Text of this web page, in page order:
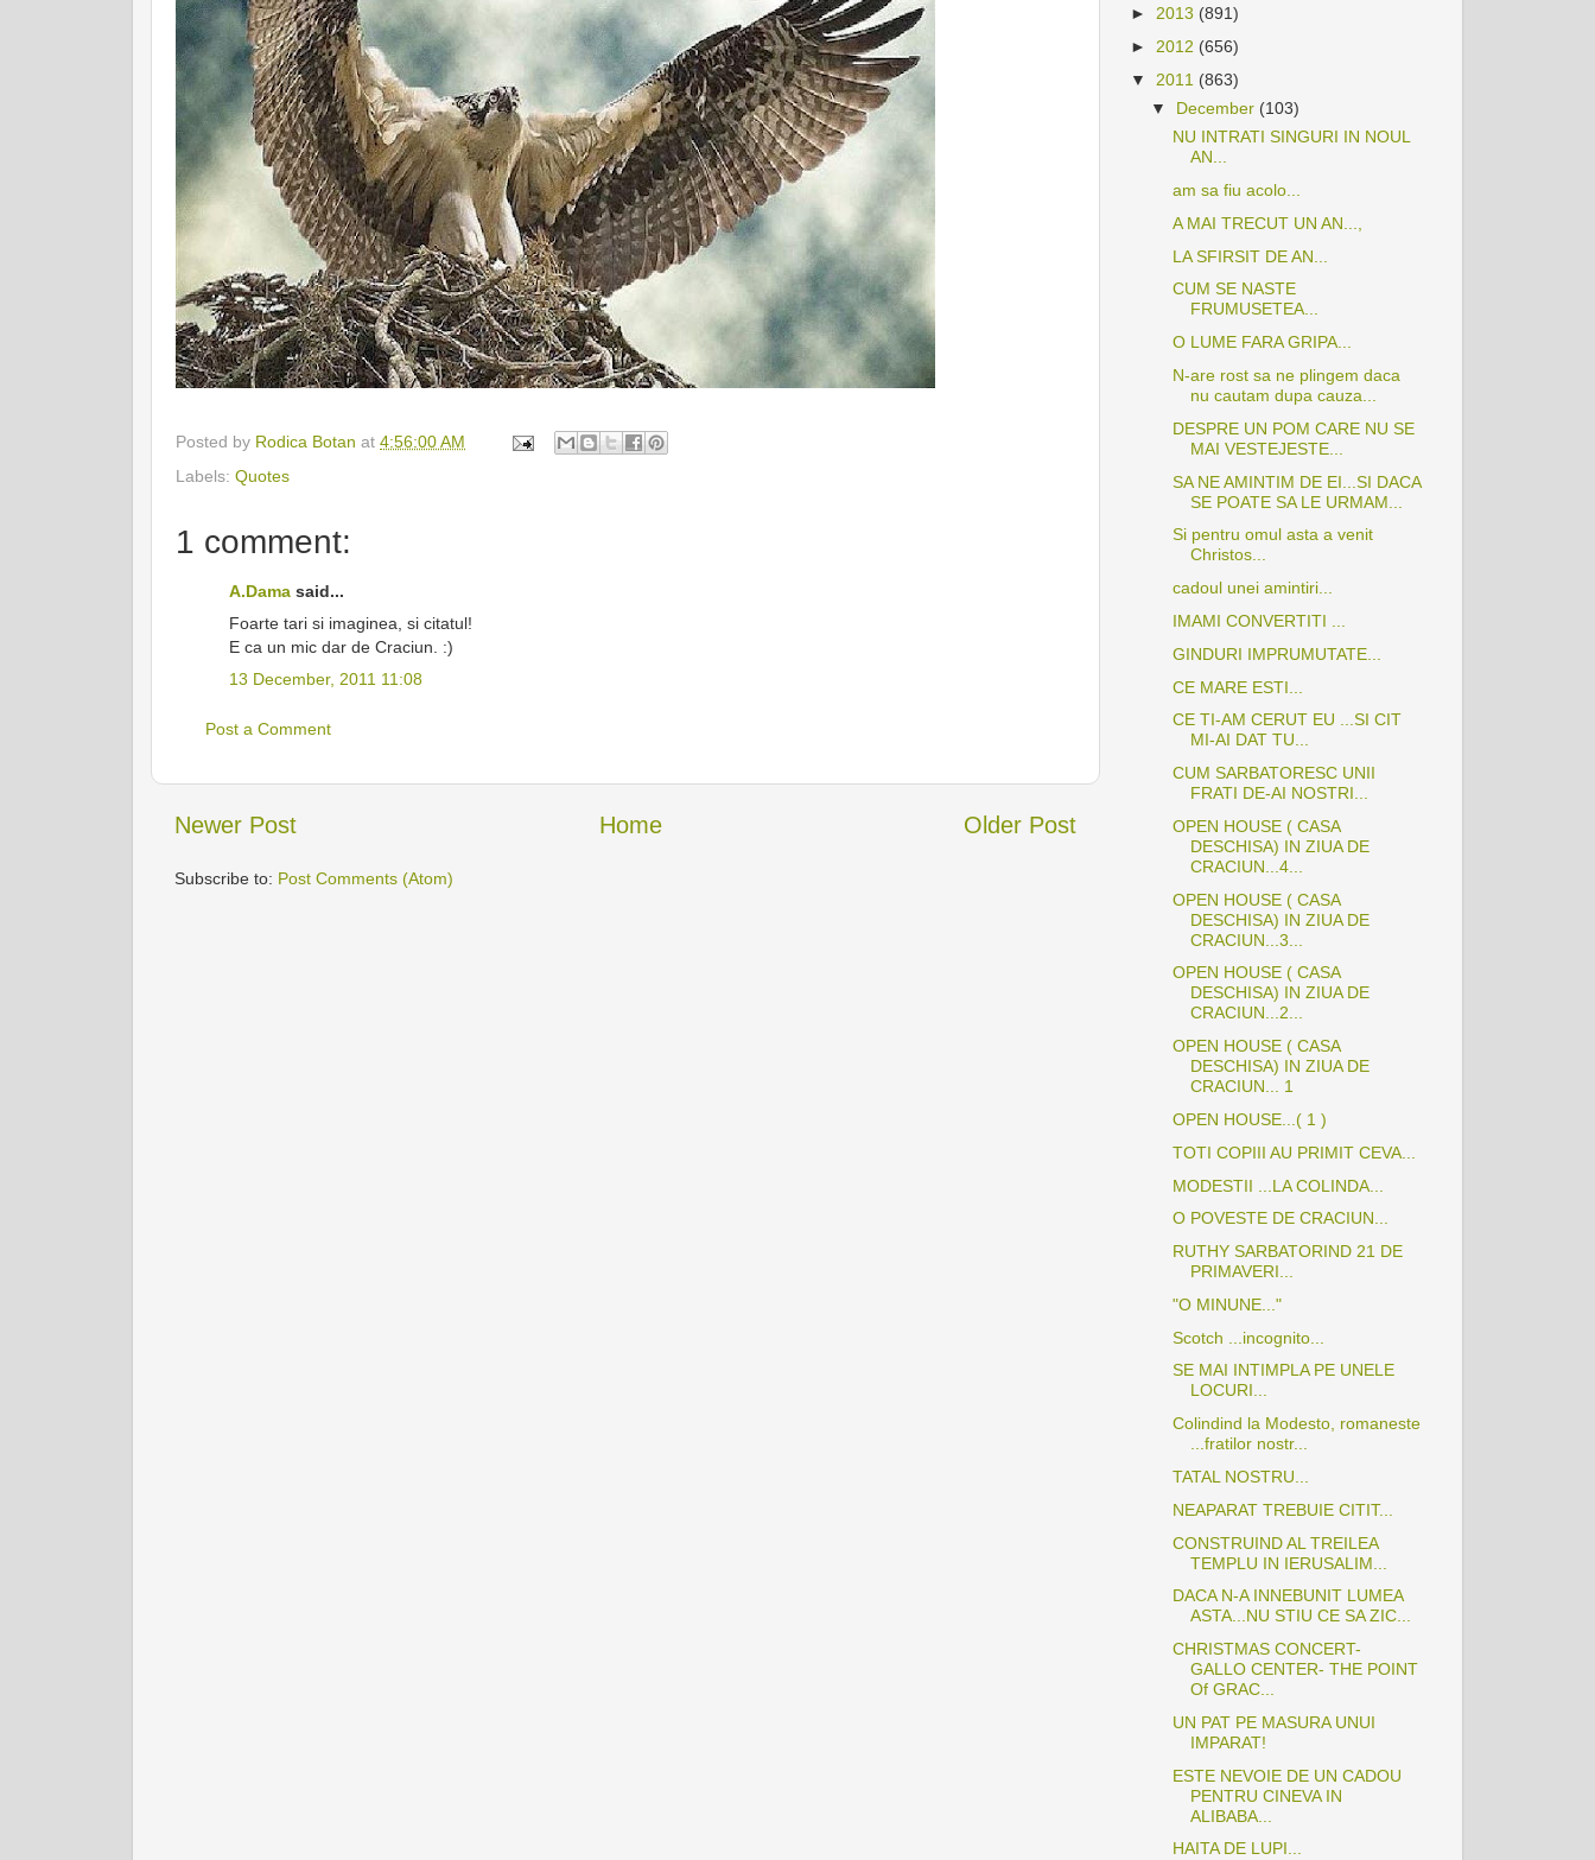
Posted by Rodica Botan at 4:56:00 AM
Labels: Quotes
1 comment:
A.Dama said...
Foarte tari si imaginea, si citatul!
E ca un mic dar de Craciun. :)
13 December, 2011 11:08
Post a Comment
Newer Post Older Post
Home
Subscribe to: Post Comments (Atom)
► 2013 (891)
► 2012 (656)
▼ 2011 (863)
▼ December (103)
NU INTRATI SINGURI IN NOUL
AN...
am sa fiu acolo...
A MAI TRECUT UN AN...,
LA SFIRSIT DE AN...
CUM SE NASTE
FRUMUSETEA...
O LUME FARA GRIPA...
N-are rost sa ne plingem daca
nu cautam dupa cauza...
DESPRE UN POM CARE NU SE
MAI VESTEJESTE...
SA NE AMINTIM DE EI...SI DACA
SE POATE SA LE URMAM...
Si pentru omul asta a venit
Christos...
cadoul unei amintiri...
IMAMI CONVERTITI ...
GINDURI IMPRUMUTATE...
CE MARE ESTI...
CE TI-AM CERUT EU ...SI CIT
MI-AI DAT TU...
CUM SARBATORESC UNII
FRATI DE-AI NOSTRI...
OPEN HOUSE ( CASA
DESCHISA) IN ZIUA DE
CRACIUN...4...
OPEN HOUSE ( CASA
DESCHISA) IN ZIUA DE
CRACIUN...3...
OPEN HOUSE ( CASA
DESCHISA) IN ZIUA DE
CRACIUN...2...
OPEN HOUSE ( CASA
DESCHISA) IN ZIUA DE
CRACIUN... 1
OPEN HOUSE...( 1 )
TOTI COPIII AU PRIMIT CEVA...
MODESTII ...LA COLINDA...
O POVESTE DE CRACIUN...
RUTHY SARBATORIND 21 DE
PRIMAVERI...
"O MINUNE..."
Scotch ...incognito...
SE MAI INTIMPLA PE UNELE
LOCURI...
Colindind la Modesto, romaneste
...fratilor nostr...
TATAL NOSTRU...
NEAPARAT TREBUIE CITIT...
CONSTRUIND AL TREILEA
TEMPLU IN IERUSALIM...
DACA N-A INNEBUNIT LUMEA
ASTA...NU STIU CE SA ZIC...
CHRISTMAS CONCERT-
GALLO CENTER- THE POINT
Of GRAC...
UN PAT PE MASURA UNUI
IMPARAT!
ESTE NEVOIE DE UN CADOU
PENTRU CINEVA IN
ALIBABA...
HAITA DE LUPI...